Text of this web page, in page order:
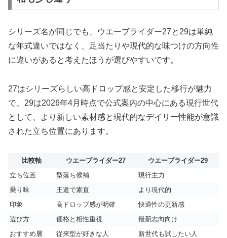
シリーズ名が同じでも、ウエーブライダー27と29は単純
な年式違いではなく、足当たりや現代的な味つけの方向性
に違いがあると考えたほうが選びやすいです。
27はシリーズらしい高ドロップ感と安定した移行が魅力
で、29は2026年4月時点で公式案内の中心にある現行世代
として、より新しい素材感と現代的なデイリー性能が意識
された立ち位置にあります。
比較軸 ウエーブライダー27
ウエーブライダー29
立ち位置
型落ち候補
現行主力
乗り味
王道で素直
より現代的
印象
高ドロップ感が明確
快適性の更新感
選び方
価格と相性重視
最新志向向け
おすすめ層
従来型が好きな人 新世代も試したい人